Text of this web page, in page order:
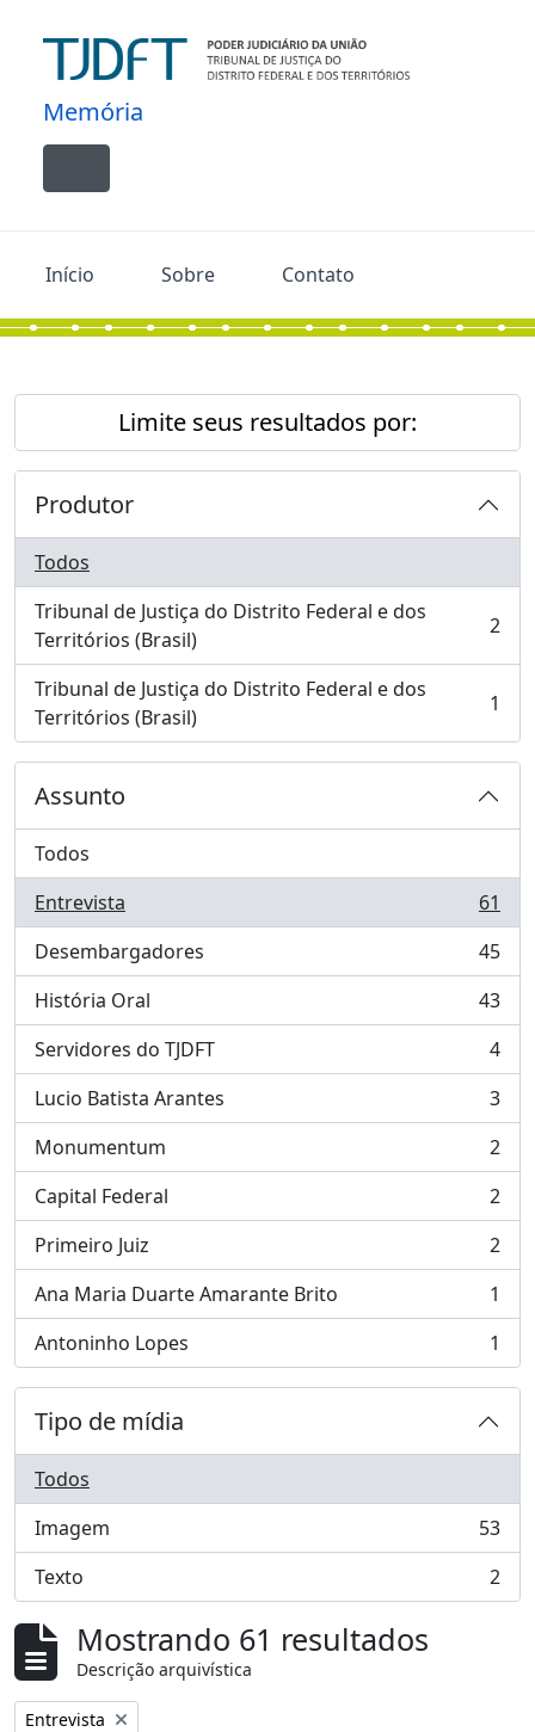
Memória
Toggle navigation
Início Sobre Contato
Limite seus resultados por:
Produtor
Todos
Tribunal de Justiça do Distrito Federal e dos
Territórios (Brasil)
, 2 resultados 2
Tribunal de Justiça do Distrito Federal e dos
Territórios (Brasil)
, 1 resultados 1
Assunto
Todos
Entrevista
, 61 resultados
61
Desembargadores
, 45 resultados
45
História Oral
, 43 resultados
43
Servidores do TJDFT
, 4 resultados
4
Lucio Batista Arantes
, 3 resultados
3
Monumentum
, 2 resultados
2
Capital Federal
, 2 resultados
2
Primeiro Juiz
, 2 resultados
2
Ana Maria Duarte Amarante Brito
, 1 resultados
1
Antoninho Lopes
, 1 resultados 1
Tipo de mídia
Todos
Imagem
, 53 resultados
53
Texto
, 2 resultados 2
Mostrando 61 resultados
Descrição arquivística
Remover filtro:
Entrevista